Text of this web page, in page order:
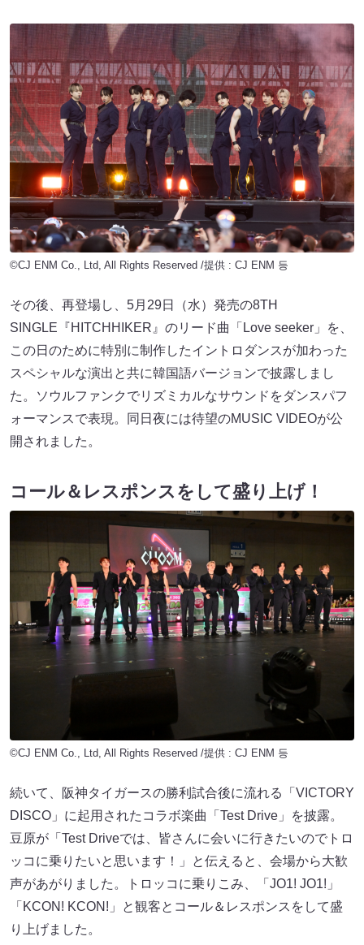
©CJ ENM Co., Ltd, All Rights Reserved /提供 : CJ ENM 등
その後、再登場し、5月29日（水）発売の8TH
SINGLE『HITCHHIKER』のリード曲「Love seeker」を、
この日のために特別に制作したイントロダンスが加わった
スペシャルな演出と共に韓国語バージョンで披露しまし
た。ソウルファンクでリズミカルなサウンドをダンスパフ
ォーマンスで表現。同日夜には待望のMUSIC VIDEOが公
開されました。
コール＆レスポンスをして盛り上げ！
©CJ ENM Co., Ltd, All Rights Reserved /提供 : CJ ENM 등
続いて、阪神タイガースの勝利試合後に流れる「VICTORY
DISCO」に起用されたコラボ楽曲「Test Drive」を披露。
豆原が「Test Driveでは、皆さんに会いに行きたいのでトロ
ッコに乗りたいと思います！」と伝えると、会場から大歓
声があがりました。トロッコに乗りこみ、「JO1! JO1!」
「KCON! KCON!」と観客とコール＆レスポンスをして盛
り上げました。